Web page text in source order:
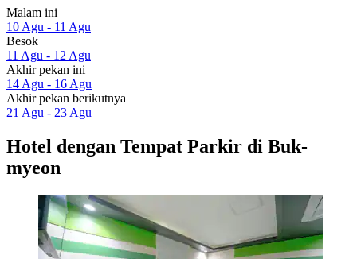
Malam ini
10 Agu - 11 Agu
Besok
11 Agu - 12 Agu
Akhir pekan ini
14 Agu - 16 Agu
Akhir pekan berikutnya
21 Agu - 23 Agu
Hotel dengan Tempat Parkir di Buk-
myeon